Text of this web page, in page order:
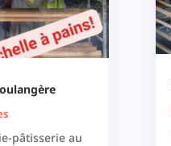
pâtisserie au